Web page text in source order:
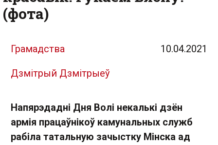
(фота)
Грамадства 10.04.2021
Дзмітрый Дзмітрыеў
Напярэдадні Дня Волі некалькі дзён
армія працаўнікоў камунальных служб
рабіла татальную зачыстку Мінска ад